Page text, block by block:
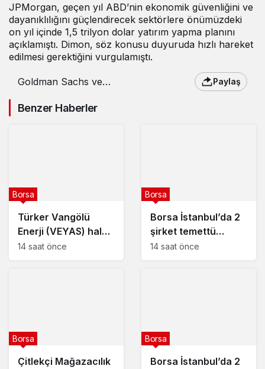
JPMorgan, geçen yıl ABD’nin ekonomik güvenliğini ve
dayanıklılığını güçlendirecek sektörlere önümüzdeki
on yıl içinde 1,5 trilyon dolar yatırım yapma planını
açıklamıştı. Dimon, söz konusu duyuruda hızlı hareket
edilmesi gerektiğini vurgulamıştı.
Goldman Sachs ve
uyarısı
Paylaş
Benzer Haberler
Türker Vangölü
Enerji (VEYAS) halka
arz tarihleri
Borsa
14 saat önce
Borsa İstanbul’da 2
şirket temettü
kararını açıkladı – 7
Borsa
14 saat önce
Çitlekçi Mağazacılık
Borsa
Borsa İstanbul’da 2
Borsa